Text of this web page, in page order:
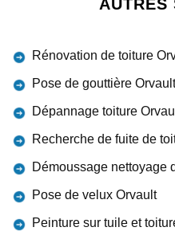
AUTRES
Rénovation de toiture
Pose de gouttière Orvault
Dépannage toiture
Recherche de fuite de
Démoussage nettoyage
Pose de velux Orvault
Peinture sur tuile et